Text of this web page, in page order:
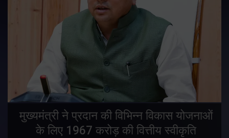
मुख्यमंत्री ने प्रदान की विभिन्न विकास योजनाओं
के लिए 1967 करोड़ की वित्तीय स्वीकृति